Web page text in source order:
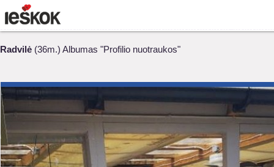
Radvilė (36m.) Albumas "Profilio nuotraukos"